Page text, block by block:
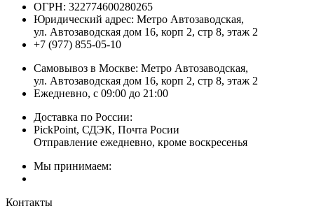
ОГРН: 322774600280265
Юридический адрес: Метро Автозаводская,
ул. Автозаводская дом 16, корп 2, стр 8, этаж 2
+7 (977) 855-05-10
Самовывоз в Москве: Метро Автозаводская,
ул. Автозаводская дом 16, корп 2, стр 8, этаж 2
Ежедневно, с 09:00 до 21:00
Доставка по России:
PickPoint, СДЭК, Почта Росии
Отправление ежедневно, кроме воскресенья
Мы принимаем:
Контакты